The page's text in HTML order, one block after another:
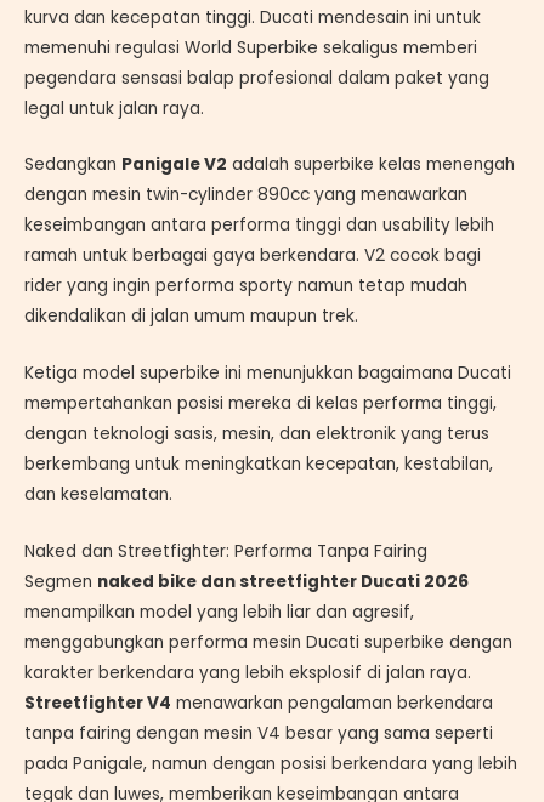
kurva dan kecepatan tinggi. Ducati mendesain ini untuk
memenuhi regulasi World Superbike sekaligus memberi
pegendara sensasi balap profesional dalam paket yang
legal untuk jalan raya.
Sedangkan Panigale V2 adalah superbike kelas menengah
dengan mesin twin-cylinder 890cc yang menawarkan
keseimbangan antara performa tinggi dan usability lebih
ramah untuk berbagai gaya berkendara. V2 cocok bagi
rider yang ingin performa sporty namun tetap mudah
dikendalikan di jalan umum maupun trek.
Ketiga model superbike ini menunjukkan bagaimana Ducati
mempertahankan posisi mereka di kelas performa tinggi,
dengan teknologi sasis, mesin, dan elektronik yang terus
berkembang untuk meningkatkan kecepatan, kestabilan,
dan keselamatan.
Naked dan Streetfighter: Performa Tanpa Fairing
Segmen naked bike dan streetfighter Ducati 2026
menampilkan model yang lebih liar dan agresif,
menggabungkan performa mesin Ducati superbike dengan
karakter berkendara yang lebih eksplosif di jalan raya.
Streetfighter V4 menawarkan pengalaman berkendara
tanpa fairing dengan mesin V4 besar yang sama seperti
pada Panigale, namun dengan posisi berkendara yang lebih
tegak dan luwes, memberikan keseimbangan antara